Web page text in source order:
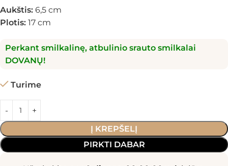
Aukštis: 6,5 cm
Plotis: 17 cm
Perkant smilkalinę, atbulinio srauto smilkalai
DOVANŲ!
Turime
Į KREPŠELĮ
PIRKTI DABAR